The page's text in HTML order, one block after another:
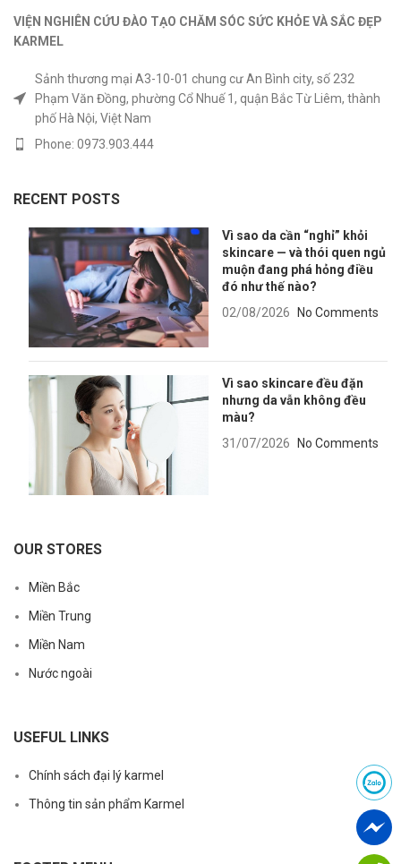
VIỆN NGHIÊN CỨU ĐÀO TẠO CHĂM SÓC SỨC KHỎEVÀSẮC ĐẸP
KARMEL
Sảnh thương mại A3-10-01 chung cư An Bình city, số 232
Phạm Văn Đồng, phường Cổ Nhuế 1, quận Bắc Từ Liêm, thành
phố Hà Nội, Việt Nam
Phone: 0973.903.444
RECENT POSTS
Vì sao da cần “nghỉ” khỏi
skincare — và thói quen ngủ
muộn đang phá hỏng điều
đó như thế nào?
02/08/2026
No Comments
Vì sao skincare đều đặn
nhưng da vẫn không đều
màu?
31/07/2026
No Comments
OUR STORES
Miền Bắc
Miền Trung
Miền Nam
Nước ngoài
USEFUL LINKS
Chính sách đại lý karmel
Thông tin sản phẩm Karmel